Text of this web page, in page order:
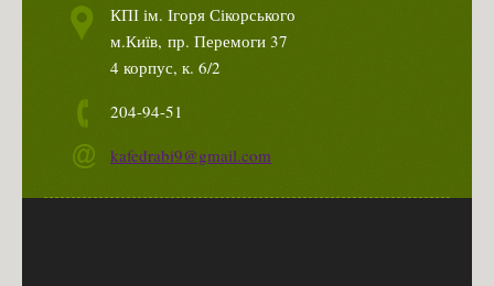
КПІ ім. Ігоря Сікорського
м.Київ, пр. Перемоги 37
4 корпус, к. 6/2
204-94-51
kafedrabi9@gmail.com